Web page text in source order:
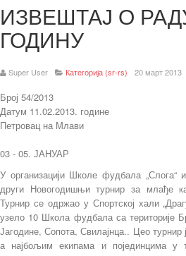
ИЗВЕШТАЈ О
ГОДИНУ
Super User Категорија (sr-rs) 20 март 2013
Број 54/2013
Датум 11.02.2013. године
Петровац на Млави
03 - 05. ЈАНУАР
У организацији Школе фудбала „Слога“
други Новогодишњи турнир за млађе
Турнир се одржао у Спортској хали
узело 10 Школа фудбала са територије
Јагодине, Сопота, Свилајнца.. Цео
а најбољим екипама и појединцима у